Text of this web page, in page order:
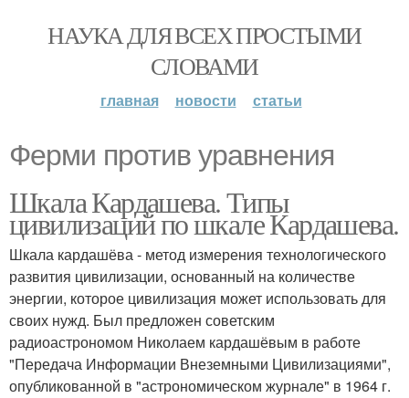
НАУКА ДЛЯ ВСЕХ ПРОСТЫМИ
СЛОВАМИ
главная новости статьи
Ферми против уравнения
Шкала Кардашева. Типы
цивилизаций по шкале Кардашева.
Шкала кардашёва - метод измерения технологического
развития цивилизации, основанный на количестве
энергии, которое цивилизация может использовать для
своих нужд. Был предложен советским
радиоастрономом Николаем кардашёвым в работе
"Передача Информации Внеземными Цивилизациями",
опубликованной в "астрономическом журнале" в 1964 г.